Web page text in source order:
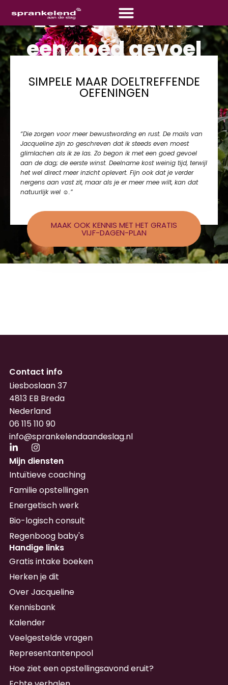
"Zo begon ik met
een goed gevoel
aan de dag"
SIMPELE MAAR DOELTREFFENDE
OEFENINGEN
“Die zorgen voor meer bewustwording en rust. De mails van
Jacqueline zijn zo geschreven dat ik steeds even moest
glimlachen als ik ze las. Zo begon ik met een goed gevoel
aan de dag; de eerste winst. Deelname kost weinig tijd, terwijl
het wel direct meer inzicht oplevert. Fijn ook dat je verder
nergens aan vast zit, maar als je er meer mee wilt, kan dat
natuurlijk wel ☺.”
MAAK OOK KENNIS MET HET GRATIS
VIJF-DAGEN-PLAN
Contact info
Liesboslaan 37
4813 EB Breda
Nederland
06 115 110 90
info@sprankelendaandeslag.nl
Mijn diensten
Intuïtieve coaching
Familie opstellingen
Energetisch werk
Bio-logisch consult
Regenboog baby's
Handige links
Gratis intake boeken
Herken je dit
Over Jacqueline
Kennisbank
Kalender
Veelgestelde vragen
Representantenpool
Hoe ziet een opstellingsavond eruit?